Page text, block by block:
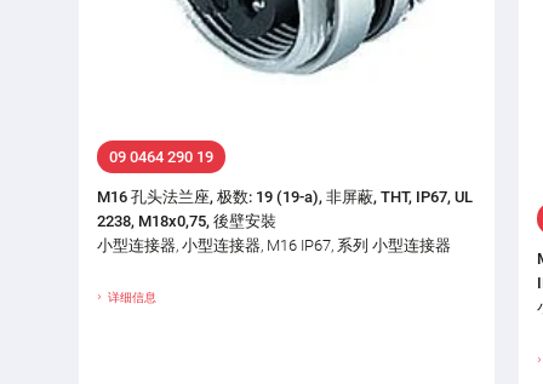
09 0464 290 19
M16 孔头法兰座, 极数: 19 (19-a), 非屏蔽, THT, IP67, UL
2238, M18x0,75, 後壁安裝
小型连接器, 小型连接器, M16 IP67, 系列 小型连接器
详细信息